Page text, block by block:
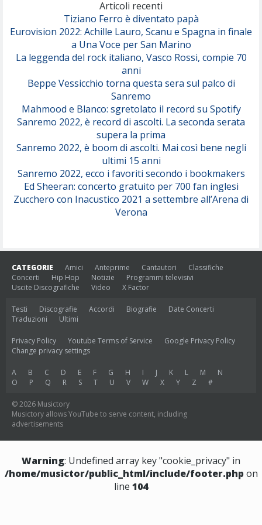
Serenamente
Articoli recenti
Tiziano Ferro è diventato papà
Eurovision 2022: Achille Lauro, Scanu e Spagna in finale
a Una Voce per San Marino
La leggenda del rock italiano, Vasco Rossi, compie 70
anni
Beppe Vessicchio torna questa sera sul palco di
Sanremo
Mahmood e Blanco: sgretolato il record su Spotify
Sanremo 2022, è record di ascolti. La seconda serata
supera la prima
Sanremo 2022, è boom di ascolti. Mai così bene negli
ultimi 15 anni
Sanremo 2022, ecco i favoriti secondo i bookmakers
Ed Sheeran: concerto gratuito per 700 fan inglesi
Zucchero con Inacustico 2021 a settembre all’Arena di
Verona
CATEGORIE Amici Anteprime Cantautori
Classifiche
Concerti
Hip Hop Notizie
Programmi televisivi
Uscite Discografiche
Video X Factor
Testi Discografie Accordi Biografie
Date Concerti
Traduzioni
Ultimi
Privacy Policy Youtube Terms of Service
Google Privacy Policy
Change privacy settings
A B C D E F G H I J K L M
N
O
P Q R S T U V W X Y Z #
© 2026 Musictory
Musictory allows YouTube to serve content, including
advertisements
Warning: Undefined array key "cookie_privacy" in
/home/musictor/public_html/include/footer.php on
line 104